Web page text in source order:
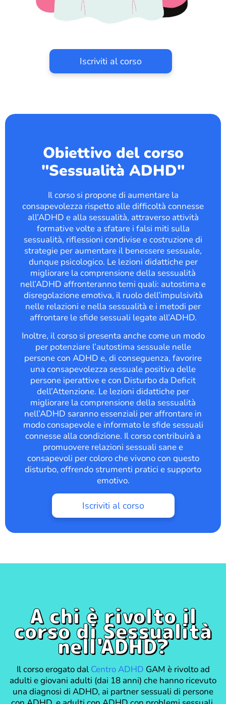
Iscriviti al corso
Obiettivo del corso
"Sessualità ADHD"
Il corso si propone di aumentare la
consapevolezza rispetto alle difficoltà connesse
all’ADHD e alla sessualità, attraverso attività
formative volte a sfatare i falsi miti sulla
sessualità, riflessioni condivise e costruzione di
strategie per aumentare il benessere sessuale,
dunque psicologico. Le lezioni didattiche per
migliorare la comprensione della sessualità
nell’ADHD affronteranno temi quali: autostima e
disregolazione emotiva, il ruolo dell’impulsività
nelle relazioni e nella sessualità e i metodi per
affrontare le sfide sessuali legate all’ADHD.
Inoltre, il corso si presenta anche come un modo
per potenziare l’autostima sessuale nelle
persone con ADHD e, di conseguenza, favorire
una consapevolezza sessuale positiva delle
persone iperattive e con Disturbo da Deficit
dell’Attenzione. Le lezioni didattiche per
migliorare la comprensione della sessualità
nell’ADHD saranno essenziali per affrontare in
modo consapevole e informato le sfide sessuali
connesse alla condizione. Il corso contribuirà a
promuovere relazioni sessuali sane e
consapevoli per coloro che vivono con questo
disturbo, offrendo strumenti pratici e supporto
emotivo.
Iscriviti al corso
A chi è rivolto il
corso di Sessualità
nell'ADHD?
Il corso erogato dal Centro ADHD GAM è rivolto ad
adulti e giovani adulti (dai 18 anni) che hanno ricevuto
una diagnosi di ADHD, ai partner sessuali di persone